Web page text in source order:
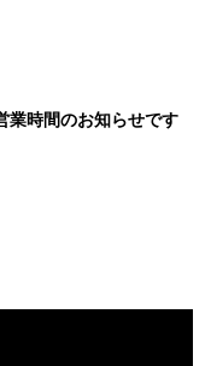
業時間のお知らせです